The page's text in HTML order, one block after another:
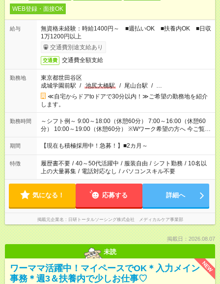
WEB登録・面接OK
給与
無資格未経験：時給1400円～ ■週払いOK ■扶養内OK ■日収
1万1200円以上
交通費別途支給あり
交通費 交通費全額支給
勤務地
東京都世田谷区
成城学園前駅 / 池尻大橋駅 / 尾山台駅 / …
≪自宅からドアtoドアで30分以内！≫ご希望の勤務地を紹介
します。
勤務時間
～シフト例～ 9:00～18:00（休憩60分） 7:00～16:00（休憩60
分） 10:00～19:00（休憩60分） ※Wワーク希望の方へ 今ご覧の
お仕事で希望する勤務時間と、もう1つのお仕事の勤務時間の合
計が 週40時間を超えなければOKです。
期間 【現在も積極採用中！急募！】■2カ月～
特徴 履歴書不要 / 40～50代活躍中 / 服装自由 / シフト勤務 / 10名以
上の大量募集 / 電話対応なし / パソコンスキル不要
気になる！ 応募する 詳細へ
掲載元企業名 日研トータルソーシング株式会社 メディカルケア事業部
掲載日：2026.08.07
未読
NEW
ワーママ活躍中！マイペースでOK＊入力メイン
事務＊週3＆扶養内で少しお仕事♡